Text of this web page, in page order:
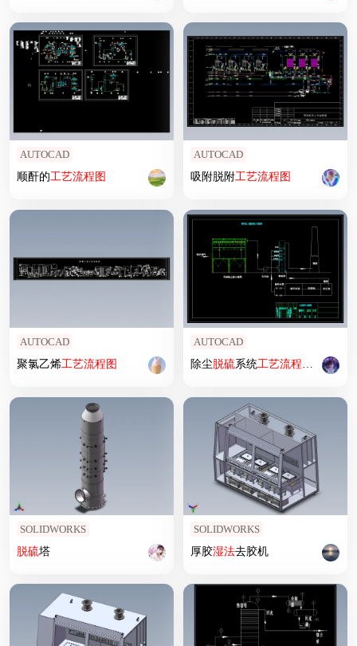
AUTOCAD
顺酐的工艺流程图
AUTOCAD
吸附脱附工艺流程图
AUTOCAD
聚氯乙烯工艺流程图
AUTOCAD
除尘脱硫系统工艺流程图 .dwg
SOLIDWORKS
脱硫塔
SOLIDWORKS
厚胶湿法去胶机